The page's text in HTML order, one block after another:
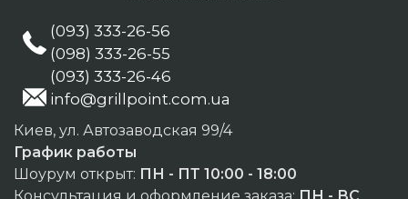
(093) 333-26-56
(098) 333-26-55
(093) 333-26-46
info@grillpoint.com.ua
Киев, ул. Автозаводская 99/4
График работы
Шоурум открыт: ПН - ПТ 10:00 - 18:00